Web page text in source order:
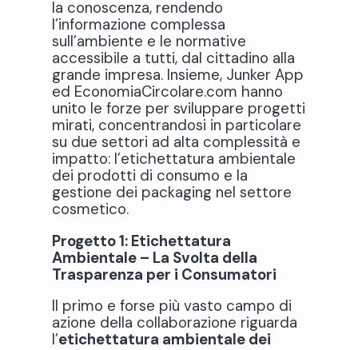
la conoscenza, rendendo
l’informazione complessa
sull’ambiente e le normative
accessibile a tutti, dal cittadino alla
grande impresa. Insieme, Junker App
ed EconomiaCircolare.com hanno
unito le forze per sviluppare progetti
mirati, concentrandosi in particolare
su due settori ad alta complessità e
impatto: l’etichettatura ambientale
dei prodotti di consumo e la
gestione dei packaging nel settore
cosmetico.
Progetto 1: Etichettatura
Ambientale – La Svolta della
Trasparenza per i Consumatori
Il primo e forse più vasto campo di
azione della collaborazione riguarda
l’etichettatura ambientale dei